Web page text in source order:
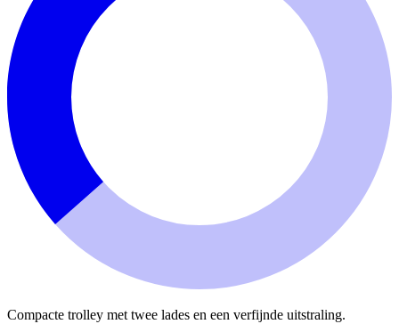
Compacte trolley met twee lades en een verfijnde uitstraling.